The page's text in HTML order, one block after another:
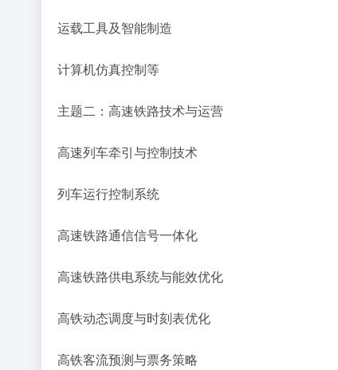
运载工具及智能制造
计算机仿真控制等
主题二：高速铁路技术与运营
高速列车牵引与控制技术
列车运行控制系统
高速铁路通信信号一体化
高速铁路供电系统与能效优化
高铁动态调度与时刻表优化
高铁客流预测与票务策略